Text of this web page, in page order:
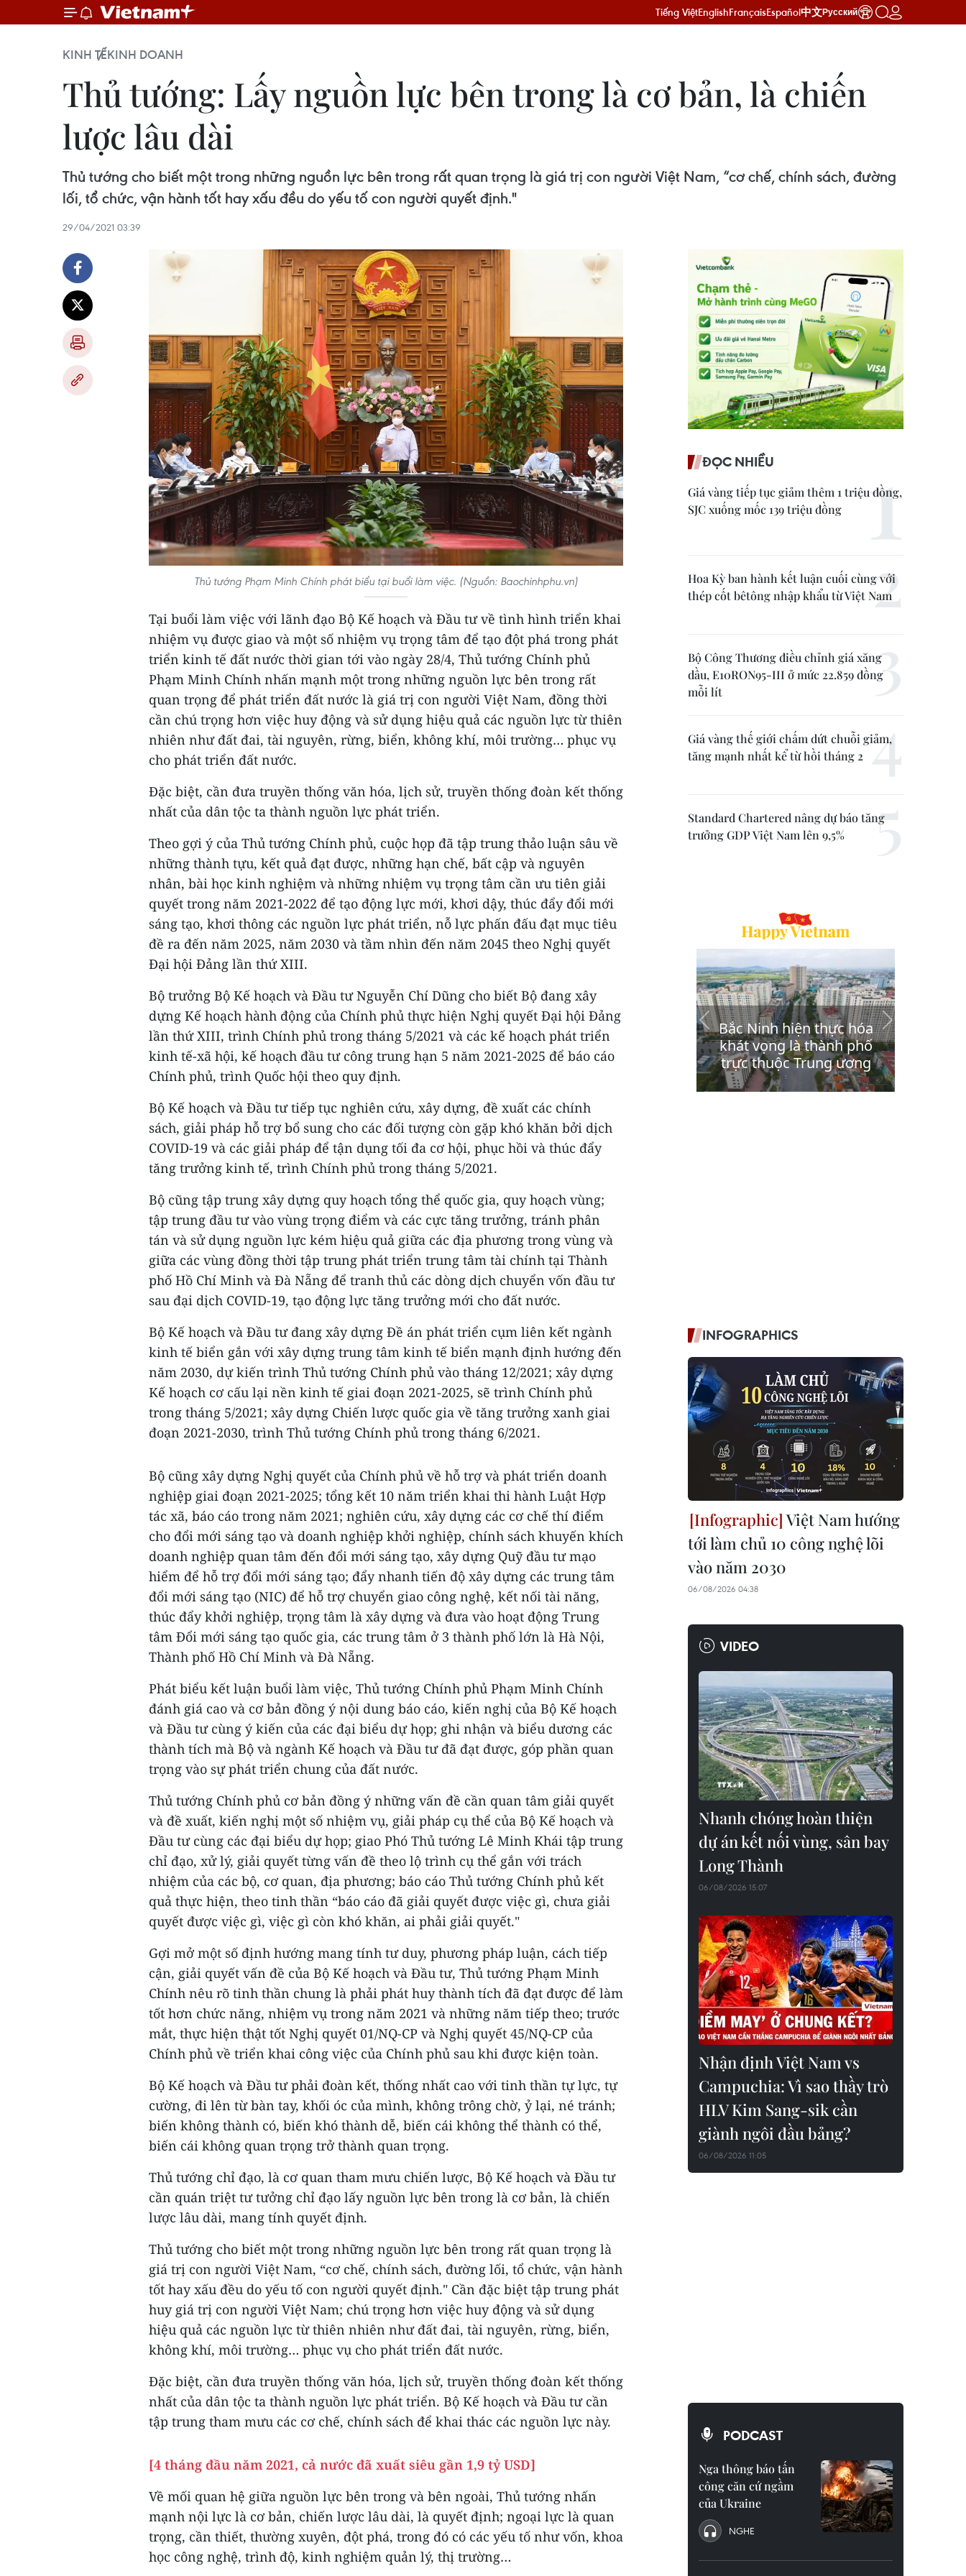
Tiếng ViệtEnglishFrançaisEspañol中文Русский
KINH TẾKINH DOANH
Thủ tướng: Lấy nguồn lực bên trong là cơ bản, là chiến
lược lâu dài
Thủ tướng cho biết một trong những nguồn lực bên trong rất quan trọng là giá trị con người Việt Nam, “cơ chế, chính sách, đường
lối, tổ chức, vận hành tốt hay xấu đều do yếu tố con người quyết định."
29/04/2021 03:39
Thủ tướng Phạm Minh Chính phát biểu tại buổi làm việc. (Nguồn: Baochinhphu.vn)
Tại buổi làm việc với lãnh đạo Bộ Kế hoạch và Đầu tư về tình hình triển khai
nhiệm vụ được giao và một số nhiệm vụ trọng tâm để tạo đột phá trong phát
triển kinh tế đất nước thời gian tới vào ngày 28/4, Thủ tướng Chính phủ
Phạm Minh Chính nhấn mạnh một trong những nguồn lực bên trong rất
quan trọng để phát triển đất nước là giá trị con người Việt Nam, đồng thời
cần chú trọng hơn việc huy động và sử dụng hiệu quả các nguồn lực từ thiên
nhiên như đất đai, tài nguyên, rừng, biển, không khí, môi trường… phục vụ
cho phát triển đất nước.
Đặc biệt, cần đưa truyền thống văn hóa, lịch sử, truyền thống đoàn kết thống
nhất của dân tộc ta thành nguồn lực phát triển.
Theo gợi ý của Thủ tướng Chính phủ, cuộc họp đã tập trung thảo luận sâu về
những thành tựu, kết quả đạt được, những hạn chế, bất cập và nguyên
nhân, bài học kinh nghiệm và những nhiệm vụ trọng tâm cần ưu tiên giải
quyết trong năm 2021-2022 để tạo động lực mới, khơi dậy, thúc đẩy đổi mới
sáng tạo, khơi thông các nguồn lực phát triển, nỗ lực phấn đấu đạt mục tiêu
đề ra đến năm 2025, năm 2030 và tầm nhìn đến năm 2045 theo Nghị quyết
Đại hội Đảng lần thứ XIII.
Bộ trưởng Bộ Kế hoạch và Đầu tư Nguyễn Chí Dũng cho biết Bộ đang xây
dựng Kế hoạch hành động của Chính phủ thực hiện Nghị quyết Đại hội Đảng
lần thứ XIII, trình Chính phủ trong tháng 5/2021 và các kế hoạch phát triển
kinh tế-xã hội, kế hoạch đầu tư công trung hạn 5 năm 2021-2025 để báo cáo
Chính phủ, trình Quốc hội theo quy định.
Bộ Kế hoạch và Đầu tư tiếp tục nghiên cứu, xây dựng, đề xuất các chính
sách, giải pháp hỗ trợ bổ sung cho các đối tượng còn gặp khó khăn bởi dịch
COVID-19 và các giải pháp để tận dụng tối đa cơ hội, phục hồi và thúc đẩy
tăng trưởng kinh tế, trình Chính phủ trong tháng 5/2021.
Bộ cũng tập trung xây dựng quy hoạch tổng thể quốc gia, quy hoạch vùng;
tập trung đầu tư vào vùng trọng điểm và các cực tăng trưởng, tránh phân
tán và sử dụng nguồn lực kém hiệu quả giữa các địa phương trong vùng và
giữa các vùng đồng thời tập trung phát triển trung tâm tài chính tại Thành
phố Hồ Chí Minh và Đà Nẵng để tranh thủ các dòng dịch chuyển vốn đầu tư
sau đại dịch COVID-19, tạo động lực tăng trưởng mới cho đất nước.
Bộ Kế hoạch và Đầu tư đang xây dựng Đề án phát triển cụm liên kết ngành
kinh tế biển gắn với xây dựng trung tâm kinh tế biển mạnh định hướng đến
năm 2030, dự kiến trình Thủ tướng Chính phủ vào tháng 12/2021; xây dựng
Kế hoạch cơ cấu lại nền kinh tế giai đoạn 2021-2025, sẽ trình Chính phủ
trong tháng 5/2021; xây dựng Chiến lược quốc gia về tăng trưởng xanh giai
đoạn 2021-2030, trình Thủ tướng Chính phủ trong tháng 6/2021.
Bộ cũng xây dựng Nghị quyết của Chính phủ về hỗ trợ và phát triển doanh
nghiệp giai đoạn 2021-2025; tổng kết 10 năm triển khai thi hành Luật Hợp
tác xã, báo cáo trong năm 2021; nghiên cứu, xây dựng các cơ chế thí điểm
cho đổi mới sáng tạo và doanh nghiệp khởi nghiệp, chính sách khuyến khích
doanh nghiệp quan tâm đến đổi mới sáng tạo, xây dựng Quỹ đầu tư mạo
hiểm để hỗ trợ đổi mới sáng tạo; đẩy nhanh tiến độ xây dựng các trung tâm
đổi mới sáng tạo (NIC) để hỗ trợ chuyển giao công nghệ, kết nối tài năng,
thúc đẩy khởi nghiệp, trọng tâm là xây dựng và đưa vào hoạt động Trung
tâm Đổi mới sáng tạo quốc gia, các trung tâm ở 3 thành phố lớn là Hà Nội,
Thành phố Hồ Chí Minh và Đà Nẵng.
Phát biểu kết luận buổi làm việc, Thủ tướng Chính phủ Phạm Minh Chính
đánh giá cao và cơ bản đồng ý nội dung báo cáo, kiến nghị của Bộ Kế hoạch
và Đầu tư cùng ý kiến của các đại biểu dự họp; ghi nhận và biểu dương các
thành tích mà Bộ và ngành Kế hoạch và Đầu tư đã đạt được, góp phần quan
trọng vào sự phát triển chung của đất nước.
Thủ tướng Chính phủ cơ bản đồng ý những vấn đề cần quan tâm giải quyết
và đề xuất, kiến nghị một số nhiệm vụ, giải pháp cụ thể của Bộ Kế hoạch và
Đầu tư cùng các đại biểu dự họp; giao Phó Thủ tướng Lê Minh Khái tập trung
chỉ đạo, xử lý, giải quyết từng vấn đề theo lộ trình cụ thể gắn với trách
nhiệm của các bộ, cơ quan, địa phương; báo cáo Thủ tướng Chính phủ kết
quả thực hiện, theo tinh thần “báo cáo đã giải quyết được việc gì, chưa giải
quyết được việc gì, việc gì còn khó khăn, ai phải giải quyết."
Gợi mở một số định hướng mang tính tư duy, phương pháp luận, cách tiếp
cận, giải quyết vấn đề của Bộ Kế hoạch và Đầu tư, Thủ tướng Phạm Minh
Chính nêu rõ tinh thần chung là phải phát huy thành tích đã đạt được để làm
tốt hơn chức năng, nhiệm vụ trong năm 2021 và những năm tiếp theo; trước
mắt, thực hiện thật tốt Nghị quyết 01/NQ-CP và Nghị quyết 45/NQ-CP của
Chính phủ về triển khai công việc của Chính phủ sau khi được kiện toàn.
Bộ Kế hoạch và Đầu tư phải đoàn kết, thống nhất cao với tinh thần tự lực, tự
cường, đi lên từ bàn tay, khối óc của mình, không trông chờ, ỷ lại, né tránh;
biến không thành có, biến khó thành dễ, biến cái không thể thành có thể,
biến cái không quan trọng trở thành quan trọng.
Thủ tướng chỉ đạo, là cơ quan tham mưu chiến lược, Bộ Kế hoạch và Đầu tư
cần quán triệt tư tưởng chỉ đạo lấy nguồn lực bên trong là cơ bản, là chiến
lược lâu dài, mang tính quyết định.
Thủ tướng cho biết một trong những nguồn lực bên trong rất quan trọng là
giá trị con người Việt Nam, “cơ chế, chính sách, đường lối, tổ chức, vận hành
tốt hay xấu đều do yếu tố con người quyết định." Cần đặc biệt tập trung phát
huy giá trị con người Việt Nam; chú trọng hơn việc huy động và sử dụng
hiệu quả các nguồn lực từ thiên nhiên như đất đai, tài nguyên, rừng, biển,
không khí, môi trường… phục vụ cho phát triển đất nước.
Đặc biệt, cần đưa truyền thống văn hóa, lịch sử, truyền thống đoàn kết thống
nhất của dân tộc ta thành nguồn lực phát triển. Bộ Kế hoạch và Đầu tư cần
tập trung tham mưu các cơ chế, chính sách để khai thác các nguồn lực này.
[4 tháng đầu năm 2021, cả nước đã xuất siêu gần 1,9 tỷ USD]
Về mối quan hệ giữa nguồn lực bên trong và bên ngoài, Thủ tướng nhấn
mạnh nội lực là cơ bản, chiến lược lâu dài, là quyết định; ngoại lực là quan
trọng, cần thiết, thường xuyên, đột phá, trong đó có các yếu tố như vốn, khoa
học công nghệ, trình độ, kinh nghiệm quản lý, thị trường…
ĐỌC NHIỀU
Giá vàng tiếp tục giảm thêm 1 triệu đồng,
SJC xuống mốc 139 triệu đồng
Hoa Kỳ ban hành kết luận cuối cùng với
thép cốt bêtông nhập khẩu từ Việt Nam
Bộ Công Thương điều chỉnh giá xăng
dầu, E10RON95-III ở mức 22.859 đồng
mỗi lít
Giá vàng thế giới chấm dứt chuỗi giảm,
tăng mạnh nhất kể từ hồi tháng 2
Standard Chartered nâng dự báo tăng
trưởng GDP Việt Nam lên 9,5%
INFOGRAPHICS
Việt Nam hướng
tới làm chủ 10 công nghệ lõi
vào năm 2030
06/08/2026 04:38
VIDEO
Nhanh chóng hoàn thiện
dự án kết nối vùng, sân bay
Long Thành
06/08/2026 15:07
Nhận định Việt Nam vs
Campuchia: Vì sao thầy trò
HLV Kim Sang-sik cần
giành ngôi đầu bảng?
06/08/2026 11:05
PODCAST
Nga thông báo tấn
công căn cứ ngầm
của Ukraine
NGHE